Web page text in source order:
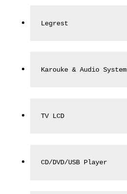
Legrest
Karouke & Audio System
TV LCD
CD/DVD/USB Player